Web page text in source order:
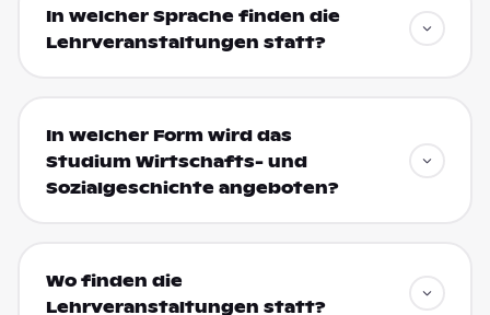
In welcher Sprache finden die
Lehrveranstaltungen statt?
In welcher Form wird das
Studium Wirtschafts- und
Sozialgeschichte angeboten?
Wo finden die
Lehrveranstaltungen statt?